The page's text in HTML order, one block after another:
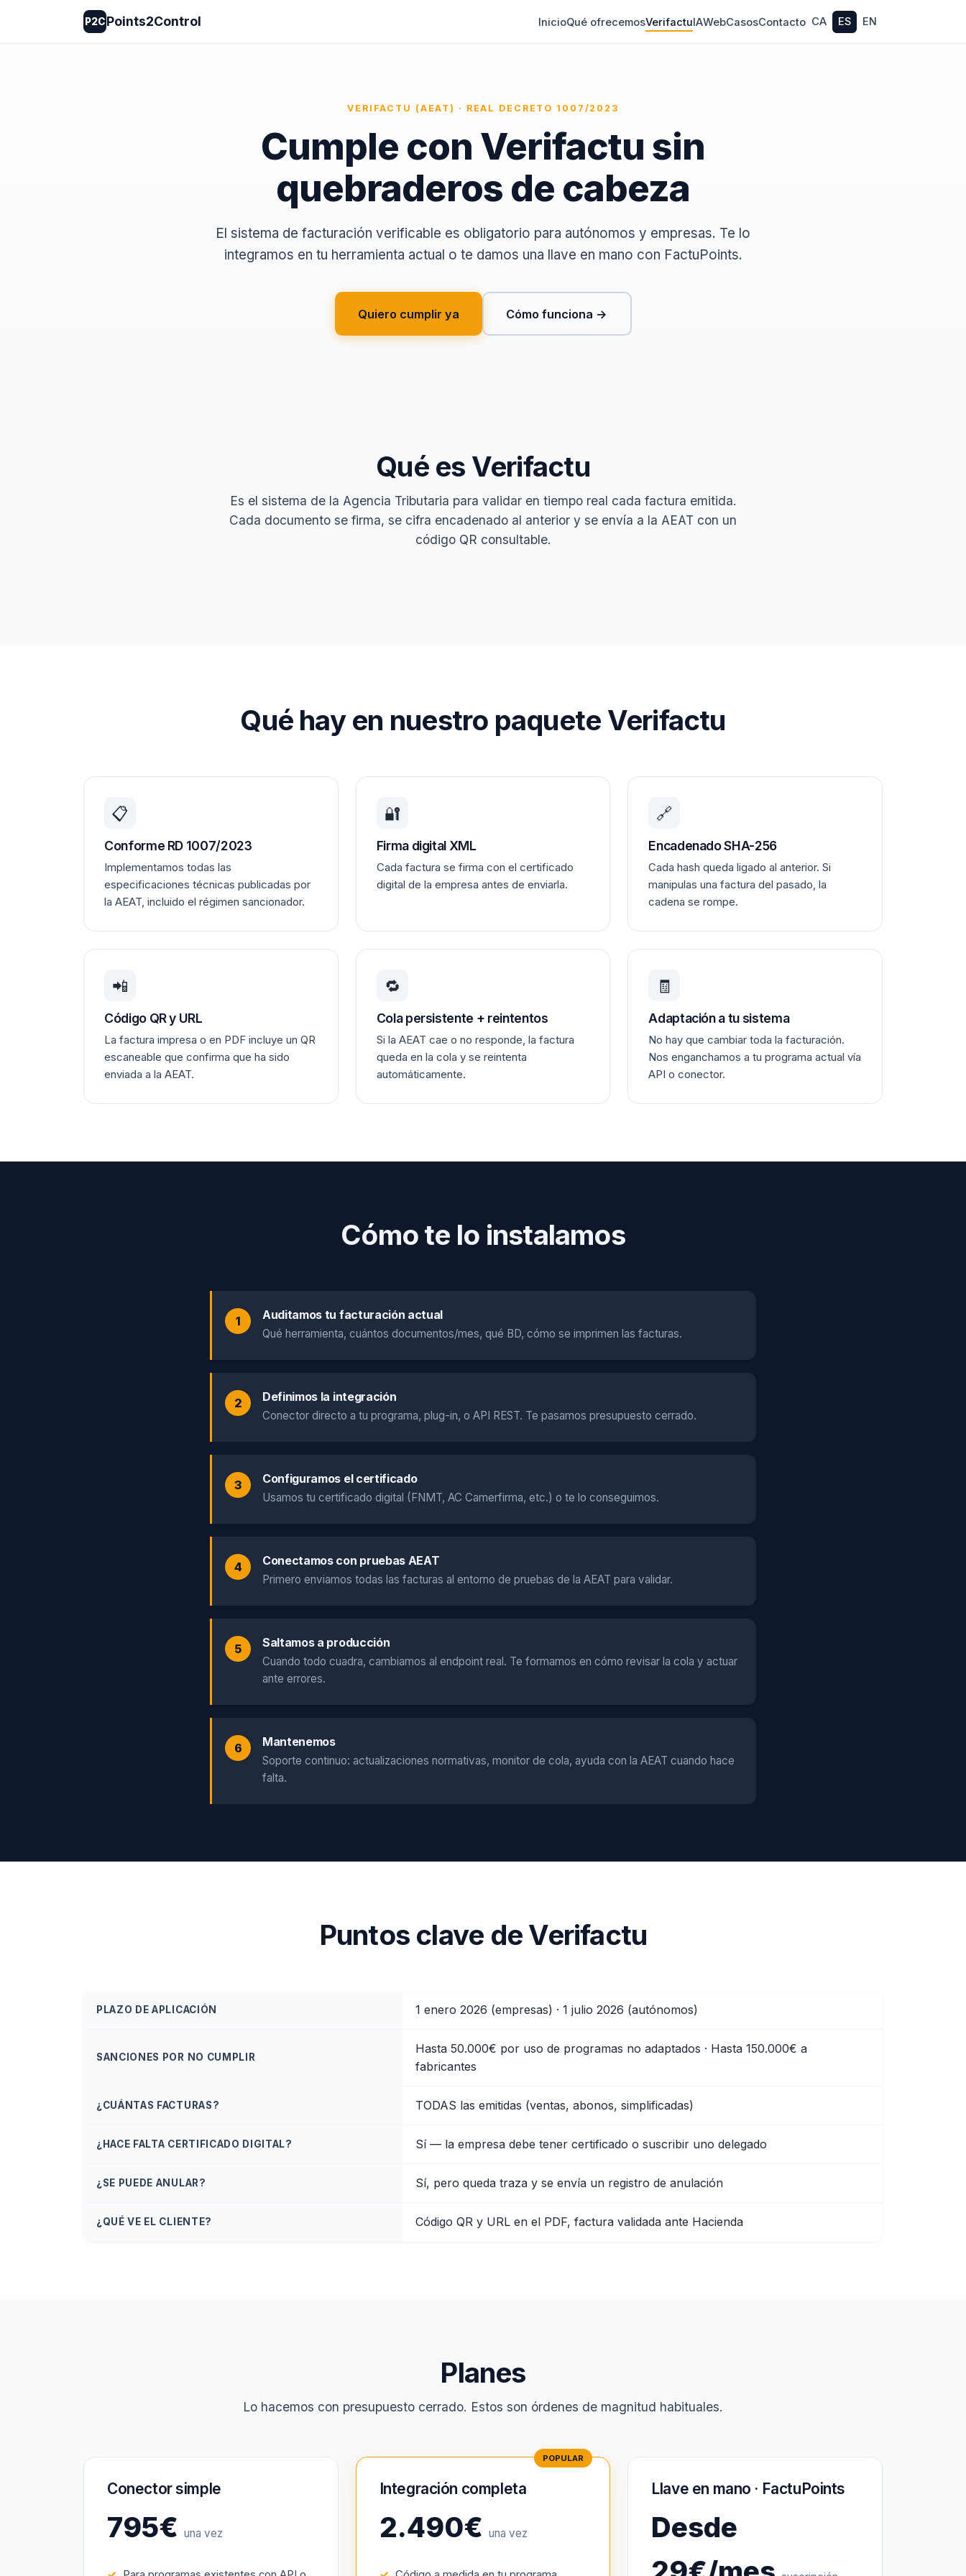
P2CPoints2Control InicioQué ofrecemosVerifactuIAWebCasosContacto CA ES EN
VERIFACTU (AEAT) · REAL DECRETO 1007/2023
Cumple con Verifactu sin
quebraderos de cabeza
El sistema de facturación verificable es obligatorio para autónomos y empresas. Te lo
integramos en tu herramienta actual o te damos una llave en mano con FactuPoints.
Quiero cumplir ya Cómo funciona →
Qué es Verifactu
Es el sistema de la Agencia Tributaria para validar en tiempo real cada factura emitida.
Cada documento se firma, se cifra encadenado al anterior y se envía a la AEAT con un
código QR consultable.
Qué hay en nuestro paquete Verifactu
📋
Conforme RD 1007/2023
Implementamos todas las
especificaciones técnicas publicadas por
la AEAT, incluido el régimen sancionador.
🔐
Firma digital XML
Cada factura se firma con el certificado
digital de la empresa antes de enviarla.
🔗
Encadenado SHA-256
Cada hash queda ligado al anterior. Si
manipulas una factura del pasado, la
cadena se rompe.
📲
Código QR y URL
La factura impresa o en PDF incluye un QR
escaneable que confirma que ha sido
enviada a la AEAT.
🔁
Cola persistente + reintentos
Si la AEAT cae o no responde, la factura
queda en la cola y se reintenta
automáticamente.
🧾
Adaptación a tu sistema
No hay que cambiar toda la facturación.
Nos enganchamos a tu programa actual vía
API o conector.
Cómo te lo instalamos
Auditamos tu facturación actual
Qué herramienta, cuántos documentos/mes, qué BD, cómo se imprimen las facturas.
Definimos la integración
Conector directo a tu programa, plug-in, o API REST. Te pasamos presupuesto cerrado.
Configuramos el certificado
Usamos tu certificado digital (FNMT, AC Camerfirma, etc.) o te lo conseguimos.
Conectamos con pruebas AEAT
Primero enviamos todas las facturas al entorno de pruebas de la AEAT para validar.
Saltamos a producción
Cuando todo cuadra, cambiamos al endpoint real. Te formamos en cómo revisar la cola y actuar
ante errores.
Mantenemos
Soporte continuo: actualizaciones normativas, monitor de cola, ayuda con la AEAT cuando hace
falta.
Puntos clave de Verifactu
PLAZO DE APLICACIÓN 1 enero 2026 (empresas) · 1 julio 2026 (autónomos)
SANCIONES POR NO CUMPLIR
Hasta 50.000€ por uso de programas no adaptados · Hasta 150.000€ a
fabricantes
¿CUÁNTAS FACTURAS? TODAS las emitidas (ventas, abonos, simplificadas)
¿HACE FALTA CERTIFICADO DIGITAL? Sí — la empresa debe tener certificado o suscribir uno delegado
¿SE PUEDE ANULAR? Sí, pero queda traza y se envía un registro de anulación
¿QUÉ VE EL CLIENTE? Código QR y URL en el PDF, factura validada ante Hacienda
Planes
Lo hacemos con presupuesto cerrado. Estos son órdenes de magnitud habituales.
Conector simple
795€ una vez
Integración completa
2.490€ una vez
Llave en mano · FactuPoints
Desde